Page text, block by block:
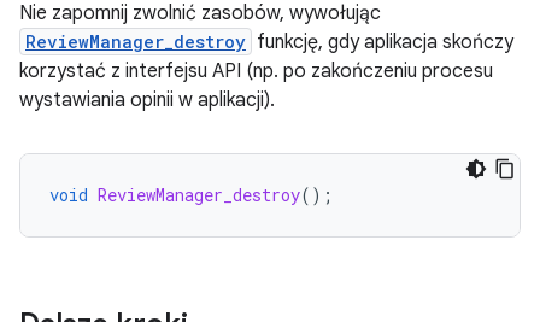
Nie zapomnij zwolnić zasobów, wywołując
ReviewManager_destroy funkcję, gdy aplikacja skończy
korzystać z interfejsu API (np. po zakończeniu procesu
wystawiania opinii w aplikacji).
void ReviewManager_destroy();